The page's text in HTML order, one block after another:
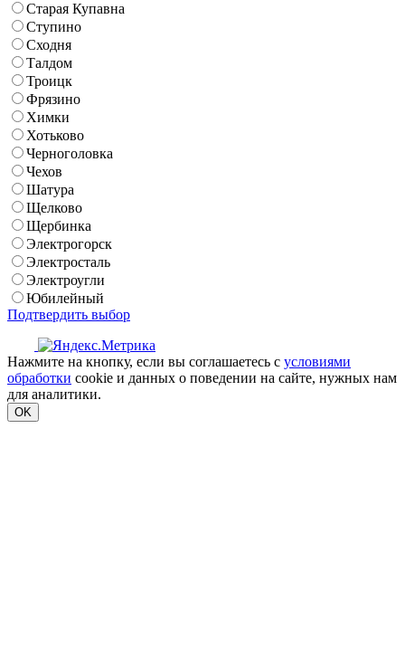
Старая Купавна
Ступино
Сходня
Талдом
Троицк
Фрязино
Химки
Хотьково
Черноголовка
Чехов
Шатура
Щелково
Щербинка
Электрогорск
Электросталь
Электроугли
Юбилейный
Подтвердить выбор
Нажмите на кнопку, если вы соглашаетесь с условиями
обработки cookie и данных о поведении на сайте, нужных нам
для аналитики.
OK